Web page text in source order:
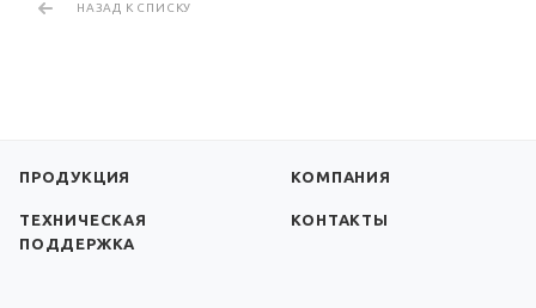
НАЗАД К СПИСКУ
ПРОДУКЦИЯ КОМПАНИЯ
ТЕХНИЧЕСКАЯ
ПОДДЕРЖКА
КОНТАКТЫ